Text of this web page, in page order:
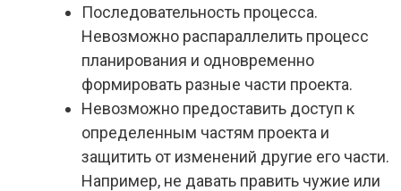
Последовательность процесса.
Невозможно распараллелить процесс
планирования и одновременно
формировать разные части проекта.
Невозможно предоставить доступ к
определенным частям проекта и
защитить от изменений другие его части.
Например, не давать править чужие или